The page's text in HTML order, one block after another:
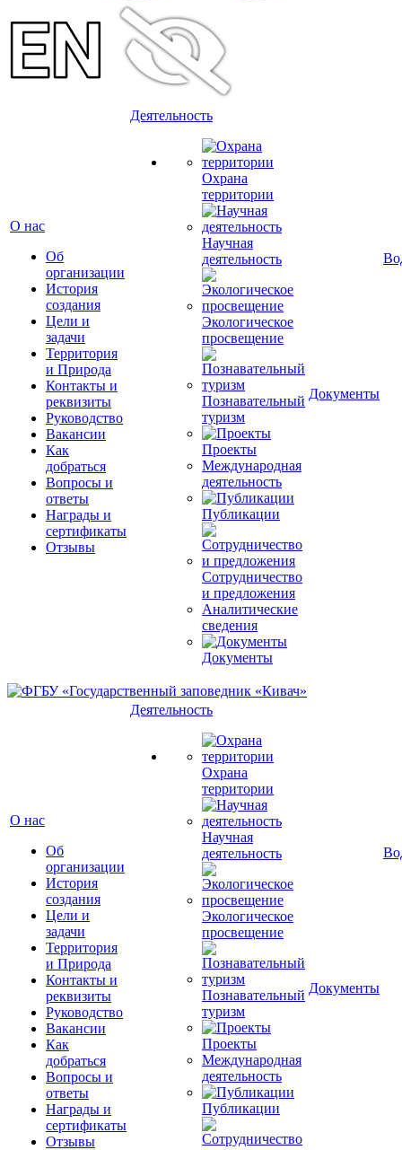
О нас
Об
организации
История
создания
Цели и
задачи
Территория
и Природа
Контакты и
реквизиты
Руководство
Вакансии
Как
добраться
Вопросы и
ответы
Награды и
сертификаты
Отзывы
Деятельность
Охрана
территории
Научная
деятельность
Экологическое
просвещение
Познавательный
туризм
Проекты
Международная
деятельность
Публикации
Сотрудничество
и предложения
Аналитические
сведения
Документы
Документы
О нас
Об
организации
История
создания
Цели и
задачи
Территория
и Природа
Контакты и
реквизиты
Руководство
Вакансии
Как
добраться
Вопросы и
ответы
Награды и
сертификаты
Отзывы
Деятельность
Охрана
территории
Научная
деятельность
Экологическое
просвещение
Познавательный
туризм
Проекты
Международная
деятельность
Публикации
Документы